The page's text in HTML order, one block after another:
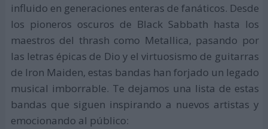
influido en generaciones enteras de fanáticos. Desde
los pioneros oscuros de Black Sabbath hasta los
maestros del thrash como Metallica, pasando por
las letras épicas de Dio y el virtuosismo de guitarras
de Iron Maiden, estas bandas han forjado un legado
musical imborrable. Te dejamos una lista de estas
bandas que siguen inspirando a nuevos artistas y
emocionando al público: